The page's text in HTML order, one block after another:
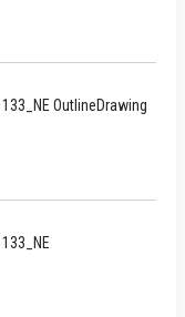
OutlineDrawing